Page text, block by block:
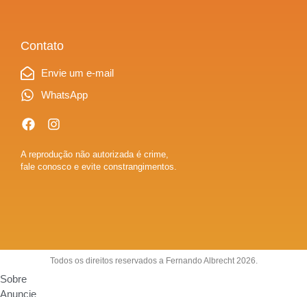
Contato
Envie um e-mail
WhatsApp
A reprodução não autorizada é crime,
fale conosco e evite constrangimentos.
Todos os direitos reservados a Fernando Albrecht 2026.
Sobre
Anuncie